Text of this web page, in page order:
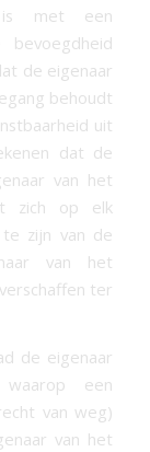
met een
de eigenaar
behoudt
uit
dat de
van het
zich op elk
zijn van de
van het
ter
de eigenaar
een
van weg)
van het